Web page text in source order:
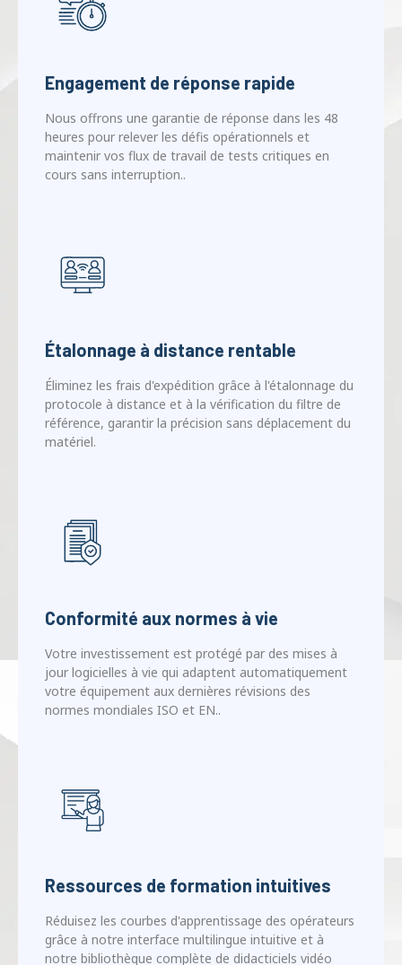
Engagement de réponse rapide
Nous offrons une garantie de réponse dans les 48
heures pour relever les défis opérationnels et
maintenir vos flux de travail de tests critiques en
cours sans interruption..
Éliminez les frais d'expédition grâce à l'étalonnage du
protocole à distance et à la vérification du filtre de
référence, garantir la précision sans déplacement du
matériel.
Conformité aux normes à vie
Votre investissement est protégé par des mises à
jour logicielles à vie qui adaptent automatiquement
votre équipement aux dernières révisions des
normes mondiales ISO et EN..
Réduisez les courbes d'apprentissage des opérateurs
grâce à notre interface multilingue intuitive et à
notre bibliothèque complète de didacticiels vidéo
pour une préparation immédiate à la production..